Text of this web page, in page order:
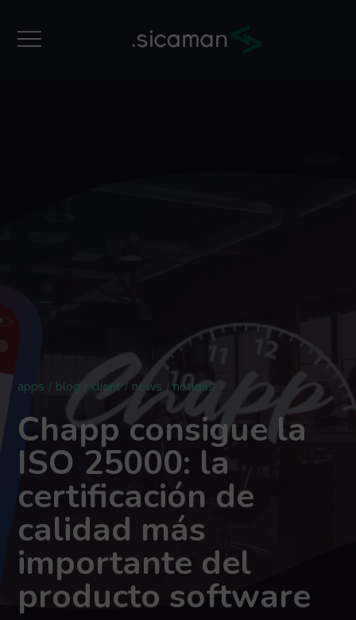
apps blog client news noticias
Chapp consigue la
ISO 25000: la
certificación de
calidad más
importante del
producto software